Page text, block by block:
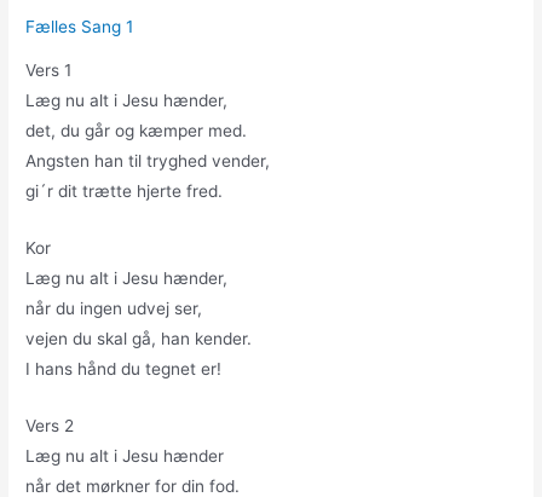
Fælles Sang 1
Vers 1
Læg nu alt i Jesu hænder,
det, du går og kæmper med.
Angsten han til tryghed vender,
gi´r dit trætte hjerte fred.
Kor
Læg nu alt i Jesu hænder,
når du ingen udvej ser,
vejen du skal gå, han kender.
I hans hånd du tegnet er!
Vers 2
Læg nu alt i Jesu hænder
når det mørkner for din fod.